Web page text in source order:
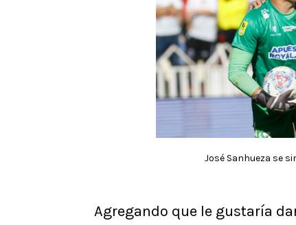
José Sanhueza se
Agregando que le gustaría